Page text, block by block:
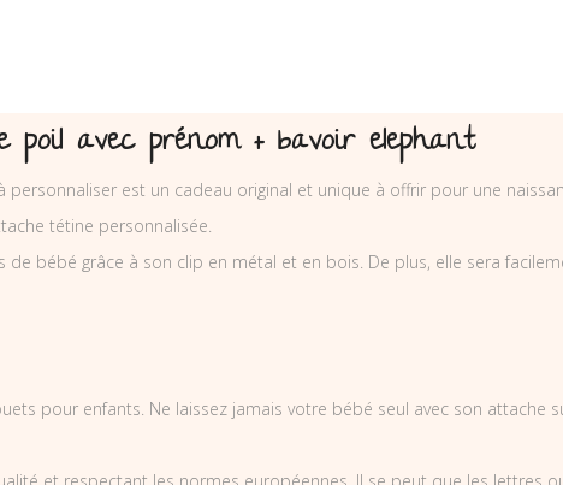
avec prénom + bavoir elephant
est un cadeau original et unique à offrir pour une
tétine personnalisée.
bébé grâce à son clip en métal et en bois. De plus, elle sera
pour enfants. Ne laissez jamais votre bébé seul avec son attache